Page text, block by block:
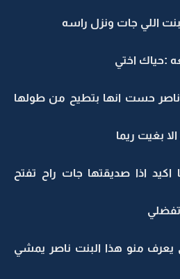
اللي جات ونزل راسه
:حياك اختي
حست انها بتطيح من طولها
بغيت ريما
اكيد اذا صديقتها جات راح تفتح
تفضلي
يعرف منو هذا البنت ناصر يمشي